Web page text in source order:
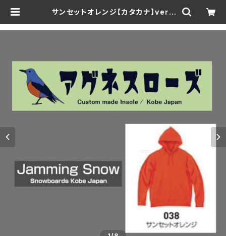
サンセットオレンジ【カタカナ】ver.1